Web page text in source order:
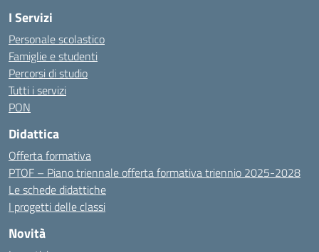
I Servizi
Personale scolastico
Famiglie e studenti
Percorsi di studio
Tutti i servizi
PON
Didattica
Offerta formativa
PTOF – Piano triennale offerta formativa triennio 2025-2028
Le schede didattiche
I progetti delle classi
Novità